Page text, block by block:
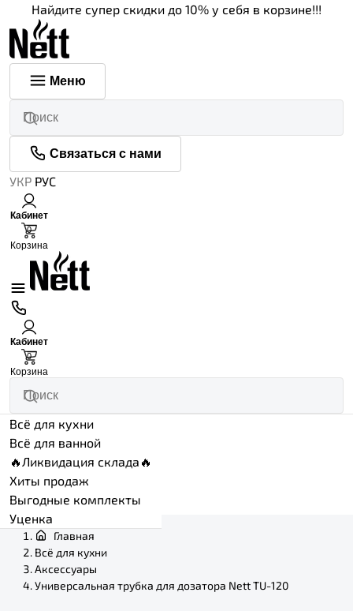
Найдите супер скидки до 10% у себя в корзине!!!
Меню
Связаться с нами
УКР РУС
Кабинет
0
Корзина
Кабинет
0
Корзина
Всё для кухни
Всё для ванной
🔥Ликвидация склада🔥
Хиты продаж
Выгодные комплекты
Уценка
Главная
Всё для кухни
Аксессуары
Универсальная трубка для дозатора Nett TU-120